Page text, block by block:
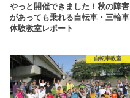
やっと開催できました！秋の障害
があっても乗れる自転車・三輪車
体験教室レポート
自転車教室